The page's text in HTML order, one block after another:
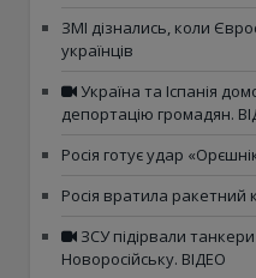
ЗМІ дізнались, коли
українців
Україна та Іспанія
депортацію громадян.
Росія готує удар
Росія вратила ракетний
ЗСУ підірвали
Новоросійську. ВІДЕО